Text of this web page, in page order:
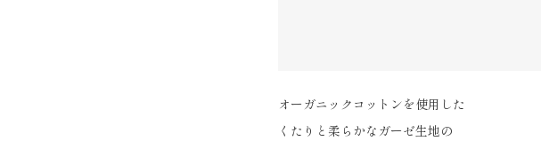
オーガニックコットンを使用した
くたりと柔らかなガーゼ生地の